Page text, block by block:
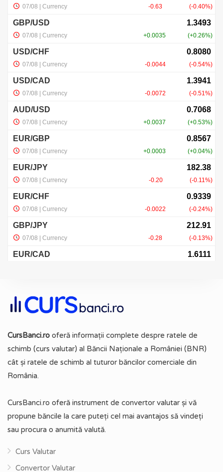
CursBanci.ro oferă informații complete despre ratele de
schimb (curs valutar) al Băncii Naționale a României (BNR)
cât și ratele de schimb al tuturor băncilor comerciale din
România.
CursBanci.ro oferă instrument de convertor valutar și vă
propune băncile la care puteți cel mai avantajos să vindeți
sau procura o anumită valută.
Curs Valutar
Convertor Valutar